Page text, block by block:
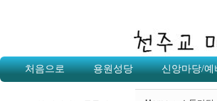
처음으로 용원성당 신앙마당/예
Sketchbook5, 스케치